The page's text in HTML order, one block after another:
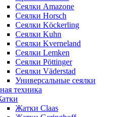
Сеялки Amazone
Сеялки Horsch
Сеялки Köckerling
Сеялки Kuhn
Сеялки Kverneland
Сеялки Lemken
Сеялки Pöttinger
Сеялки Väderstad
Универсальные сеялки
техника
Жатки Claas